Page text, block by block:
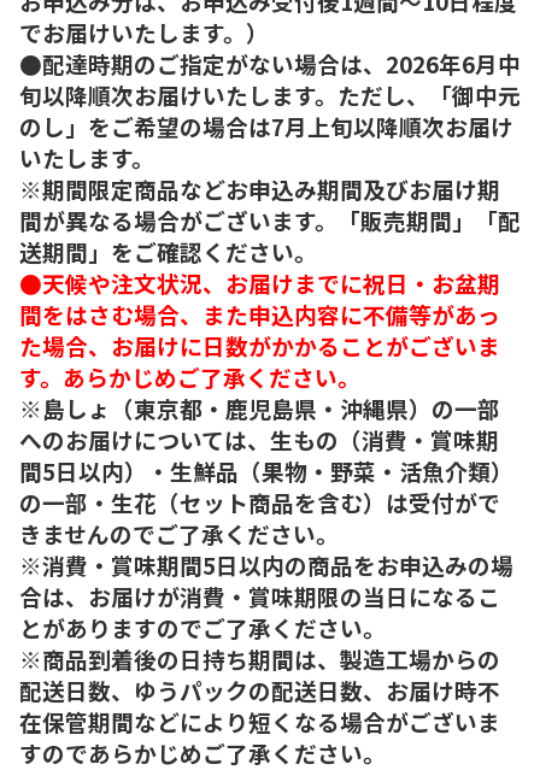
でお届けいたします。）
●配達時期のご指定がない場合は、2026年6月中
旬以降順次お届けいたします。ただし、「御中元
のし」をご希望の場合は7月上旬以降順次お届け
いたします。
※期間限定商品などお申込み期間及びお届け期
間が異なる場合がございます。「販売期間」「配
送期間」をご確認ください。
●天候や注文状況、お届けまでに祝日・お盆期
間をはさむ場合、また申込内容に不備等があっ
た場合、お届けに日数がかかることがございま
す。あらかじめご了承ください。
※島しょ（東京都・鹿児島県・沖縄県）の一部
へのお届けについては、生もの（消費・賞味期
間5日以内）・生鮮品（果物・野菜・活魚介類）
の一部・生花（セット商品を含む）は受付がで
きませんのでご了承ください。
※消費・賞味期間5日以内の商品をお申込みの場
合は、お届けが消費・賞味期限の当日になるこ
とがありますのでご了承ください。
※商品到着後の日持ち期間は、製造工場からの
配送日数、ゆうパックの配送日数、お届け時不
在保管期間などにより短くなる場合がございま
すのであらかじめご了承ください。